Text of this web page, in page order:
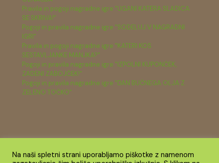
Pravila in pogoji nagradne igre "UGANI KATERA SLADICA
SE SKRIVA!"
Pogoji in pravila nagradne igre "SODELUJ V NAGRADNI
IGRI"
Pravila in pogoji nagradne igre "KATERI KOS
SESTAVLJANKE MANJKA?"
Pogoji in pravila nagradne igre "IZPOLNI KUPONČEK,
ZADENI ZABOJČEK!"
Pogoji in pravila nagradne igre "DAN BUČNEGA OLJA Z
ZELENO TOČKO"
Na naši spletni strani uporabljamo piškotke z namenom